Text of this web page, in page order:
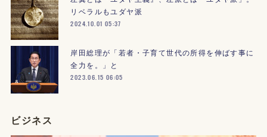
リベラルもユダヤ派
2024.10.01 05:37
岸田総理が「若者・子育て世代の所得を伸ばす事に
全力を。」と
2023.06.15 06:05
ビジネス